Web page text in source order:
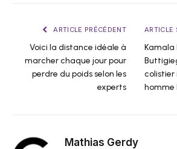
ARTICLE PRÉCÉDENT
Voici la distance idéale à
marcher chaque jour pour
perdre du poids selon les
experts
ARTICLE
Kamala
colistier
homme
Mathias Gerdy